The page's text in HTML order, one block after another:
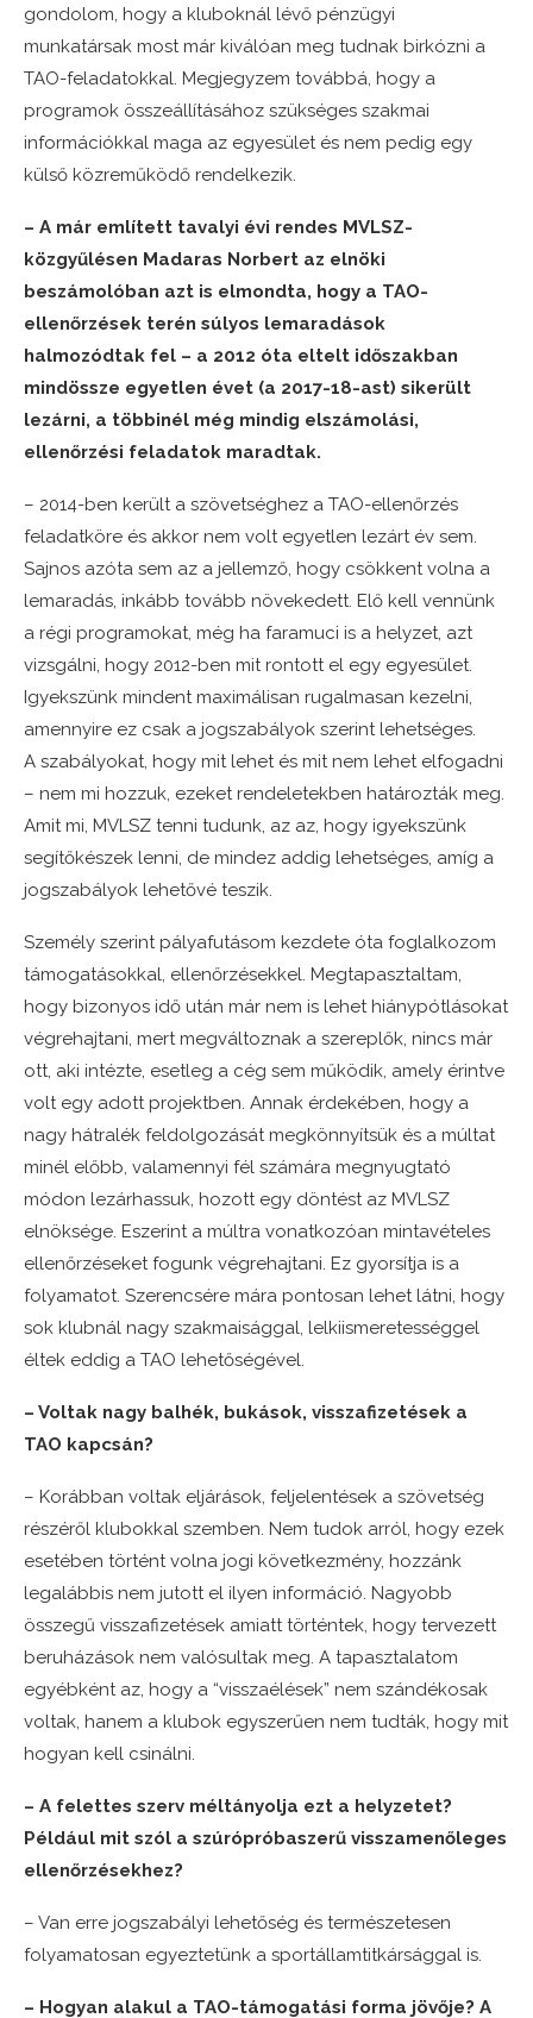
gondolom, hogy a kluboknál lévő pénzügyi
munkatársak most már kiválóan meg tudnak birkózni a
TAO-feladatokkal. Megjegyzem továbbá, hogy a
programok összeállításához szükséges szakmai
információkkal maga az egyesület és nem pedig egy
külső közreműködő rendelkezik.
– A már említett tavalyi évi rendes MVLSZ-
közgyűlésen Madaras Norbert az elnöki
beszámolóban azt is elmondta, hogy a TAO-
ellenőrzések terén súlyos lemaradások
halmozódtak fel – a 2012 óta eltelt időszakban
mindössze egyetlen évet (a 2017-18-ast) sikerült
lezárni, a többinél még mindig elszámolási,
ellenőrzési feladatok maradtak.
– 2014-ben került a szövetséghez a TAO-ellenőrzés
feladatköre és akkor nem volt egyetlen lezárt év sem.
Sajnos azóta sem az a jellemző, hogy csökkent volna a
lemaradás, inkább tovább növekedett. Elő kell vennünk
a régi programokat, még ha faramuci is a helyzet, azt
vizsgálni, hogy 2012-ben mit rontott el egy egyesület.
Igyekszünk mindent maximálisan rugalmasan kezelni,
amennyire ez csak a jogszabályok szerint lehetséges.
A szabályokat, hogy mit lehet és mit nem lehet elfogadni
– nem mi hozzuk, ezeket rendeletekben határozták meg.
Amit mi, MVLSZ tenni tudunk, az az, hogy igyekszünk
segítőkészek lenni, de mindez addig lehetséges, amíg a
jogszabályok lehetővé teszik.
Személy szerint pályafutásom kezdete óta foglalkozom
támogatásokkal, ellenőrzésekkel. Megtapasztaltam,
hogy bizonyos idő után már nem is lehet hiánypótlásokat
végrehajtani, mert megváltoznak a szereplők, nincs már
ott, aki intézte, esetleg a cég sem működik, amely érintve
volt egy adott projektben. Annak érdekében, hogy a
nagy hátralék feldolgozását megkönnyítsük és a múltat
minél előbb, valamennyi fél számára megnyugtató
módon lezárhassuk, hozott egy döntést az MVLSZ
elnöksége. Eszerint a múltra vonatkozóan mintavételes
ellenőrzéseket fogunk végrehajtani. Ez gyorsítja is a
folyamatot. Szerencsére mára pontosan lehet látni, hogy
sok klubnál nagy szakmaisággal, lelkiismeretességgel
éltek eddig a TAO lehetőségével.
– Voltak nagy balhék, bukások, visszafizetések a
TAO kapcsán?
– Korábban voltak eljárások, feljelentések a szövetség
részéről klubokkal szemben. Nem tudok arról, hogy ezek
esetében történt volna jogi következmény, hozzánk
legalábbis nem jutott el ilyen információ. Nagyobb
összegű visszafizetések amiatt történtek, hogy tervezett
beruházások nem valósultak meg. A tapasztalatom
egyébként az, hogy a “visszaélések” nem szándékosak
voltak, hanem a klubok egyszerűen nem tudták, hogy mit
hogyan kell csinálni.
– A felettes szerv méltányolja ezt a helyzetet?
Például mit szól a szúrópróbaszerű visszamenőleges
ellenőrzésekhez?
– Van erre jogszabályi lehetőség és természetesen
folyamatosan egyeztetünk a sportállamtitkársággal is.
– Hogyan alakul a TAO-támogatási forma jövője? A